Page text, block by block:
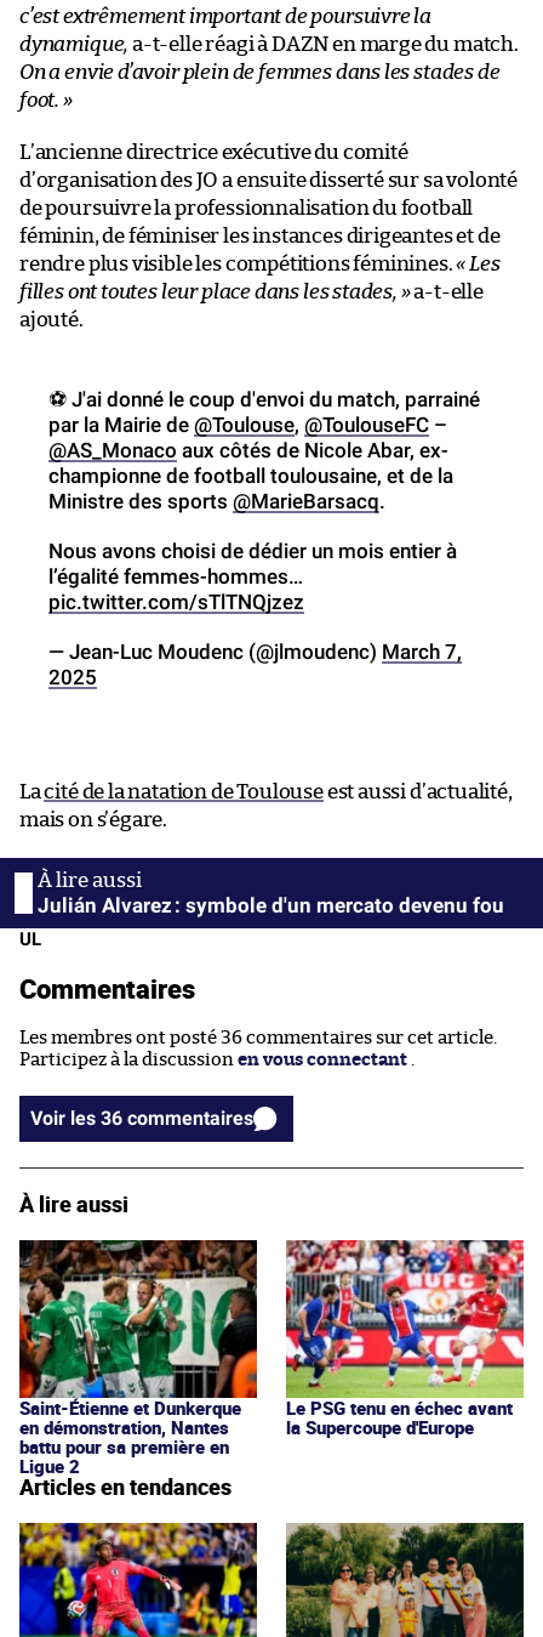
c’est extrêmement important de poursuivre la
dynamique, a-t-elle réagi à DAZN en marge du match.
On a envie d’avoir plein de femmes dans les stades de
foot. »
L’ancienne directrice exécutive du comité
d’organisation des JO a ensuite disserté sur sa volonté
de poursuivre la professionnalisation du football
féminin, de féminiser les instances dirigeantes et de
rendre plus visible les compétitions féminines.« Les
filles ont toutes leur place dans les stades, »a-t-elle
ajouté.
⚽️ J'ai donné le coup d'envoi du match, parrainé
par la Mairie de @Toulouse, @ToulouseFC –
@AS_Monaco aux côtés de Nicole Abar, ex-
championne de football toulousaine, et de la
Ministre des sports @MarieBarsacq.
Nous avons choisi de dédier un mois entier à
l’égalité femmes-hommes…
pic.twitter.com/sTlTNQjzez
— Jean-Luc Moudenc (@jlmoudenc) March 7,
2025
Lacité de la natation de Toulouseest aussi d’actualité,
mais on s’égare.
Julián Alvarez : symbole d'un mercato devenu fou
UL
Commentaires
Les membres ont posté 36 commentaires sur cet article.
Participez à la discussion en vous connectant
Voir les 36 commentaires
À lire aussi
Saint-Étienne et Dunkerque
en démonstration, Nantes
battu pour sa première en
Ligue 2
Le PSG tenu en échec avant
la Supercoupe d'Europe
Articles en tendances